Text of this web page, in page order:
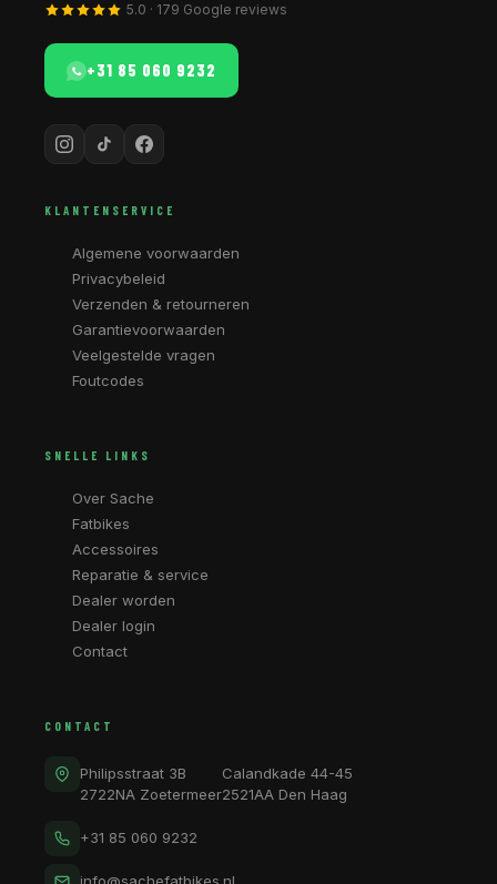
5.0 · 179 Google reviews
+31 85 060 9232
KLANTENSERVICE
Algemene voorwaarden
Privacybeleid
Verzenden & retourneren
Garantievoorwaarden
Veelgestelde vragen
Foutcodes
SNELLE LINKS
Over Sache
Fatbikes
Accessoires
Reparatie & service
Dealer worden
Dealer login
Contact
CONTACT
Philipsstraat 3B
2722NA Zoetermeer
Calandkade 44-45
2521AA Den Haag
+31 85 060 9232